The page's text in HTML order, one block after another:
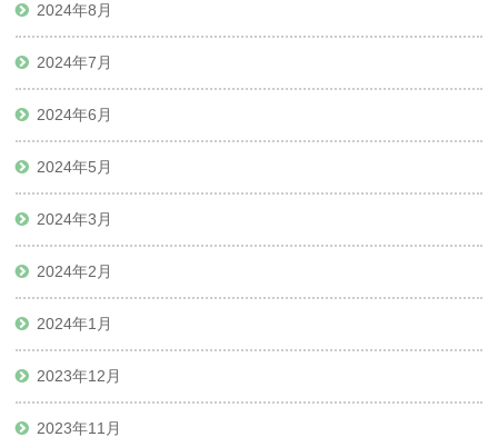
2024年8月
2024年7月
2024年6月
2024年5月
2024年3月
2024年2月
2024年1月
2023年12月
2023年11月